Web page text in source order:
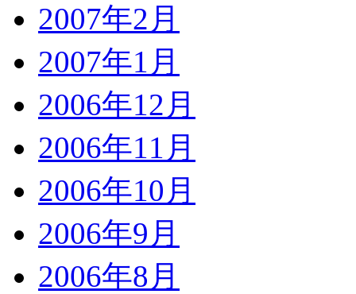
2007年2月
2007年1月
2006年12月
2006年11月
2006年10月
2006年9月
2006年8月